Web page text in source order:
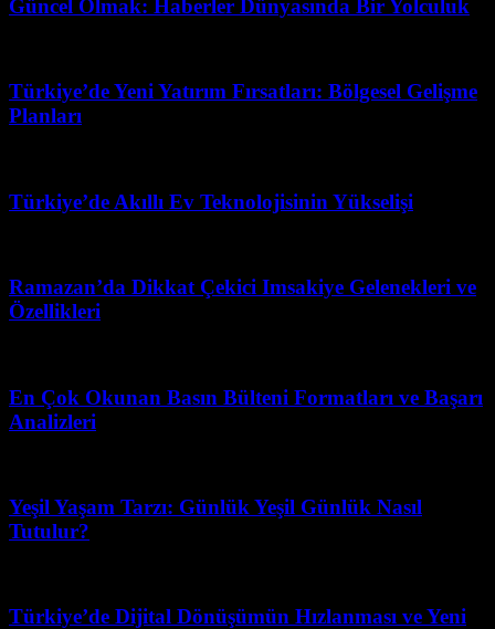
Güncel Olmak: Haberler Dünyasında Bir Yolculuk
Türkiye’de Yeni Yatırım Fırsatları: Bölgesel Gelişme
Planları
Türkiye’de Akıllı Ev Teknolojisinin Yükselişi
Ramazan’da Dikkat Çekici Imsakiye Gelenekleri ve
Özellikleri
En Çok Okunan Basın Bülteni Formatları ve Başarı
Analizleri
Yeşil Yaşam Tarzı: Günlük Yeşil Günlük Nasıl
Tutulur?
Türkiye’de Dijital Dönüşümün Hızlanması ve Yeni